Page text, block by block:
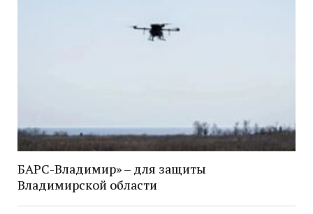
БАРС-Владимир» – для защиты
Владимирской области